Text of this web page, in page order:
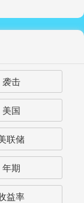
袭击
美国
联储
年期
益率